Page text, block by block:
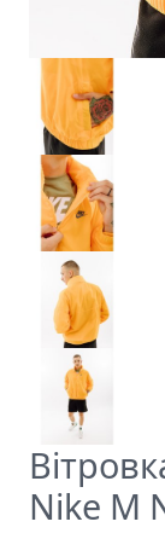
Nike M